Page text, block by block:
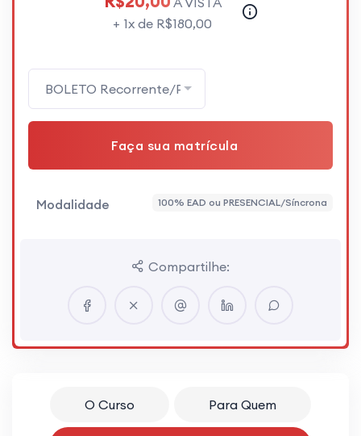
+ 1x de R$180,00
BOLETO Recorrente/Parcelamento
Faça sua matrícula
Modalidade 100% EAD ou PRESENCIAL/Síncrona
Compartilhe:
O Curso Para Quem